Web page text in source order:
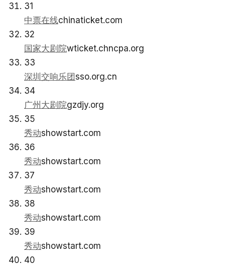
31
中票在线chinaticket.com
32
国家大剧院wticket.chncpa.org
33
深圳交响乐团sso.org.cn
34
广州大剧院gzdjy.org
35
秀动showstart.com
36
秀动showstart.com
37
秀动showstart.com
38
秀动showstart.com
39
秀动showstart.com
40